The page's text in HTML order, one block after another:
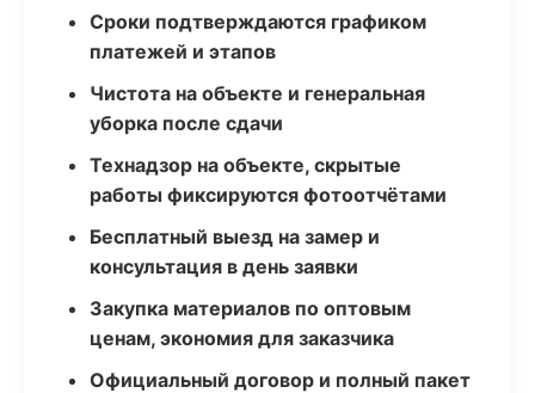
Сроки подтверждаются графиком
платежей и этапов
Чистота на объекте и генеральная
уборка после сдачи
Технадзор на объекте, скрытые
работы фиксируются фотоотчётами
Бесплатный выезд на замер и
консультация в день заявки
Закупка материалов по оптовым
ценам, экономия для заказчика
Официальный договор и полный пакет